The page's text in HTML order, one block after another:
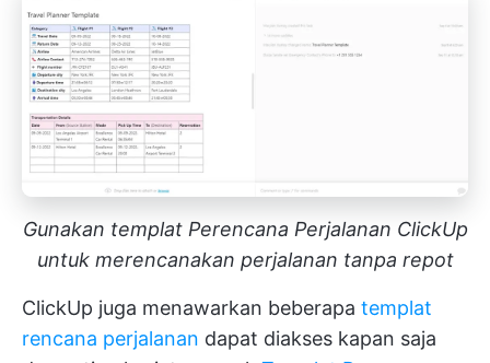
Gunakan templat Perencana Perjalanan ClickUp
untuk merencanakan perjalanan tanpa repot
ClickUp juga menawarkan beberapa templat
rencana perjalanan dapat diakses kapan saja